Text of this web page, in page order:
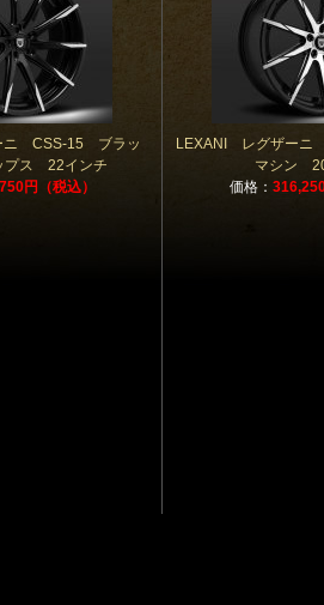
ニ CSS-15 ブラッ
プス 22インチ
円（税込）
LEXANI レグザー
マシン
価格：